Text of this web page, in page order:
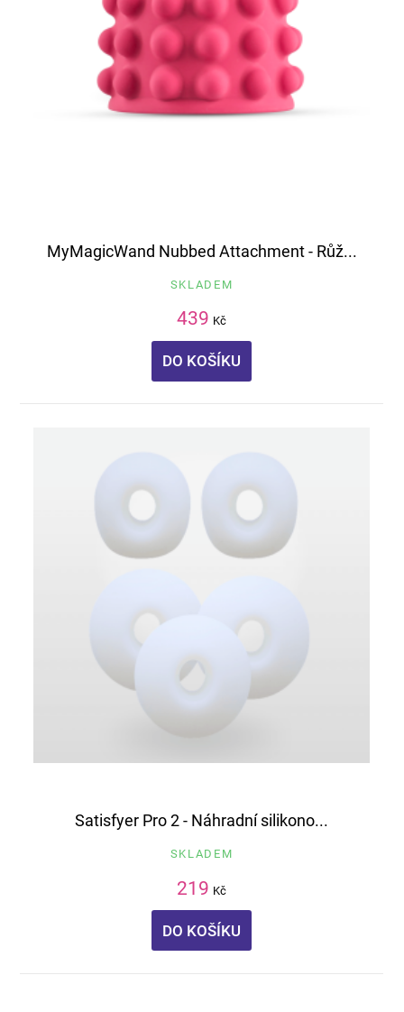
MyMagicWand Nubbed Attachment - Růž...
SKLADEM
439 Kč
DO KOŠÍKU
Satisfyer Pro 2 - Náhradní silikono...
SKLADEM
219 Kč
DO KOŠÍKU